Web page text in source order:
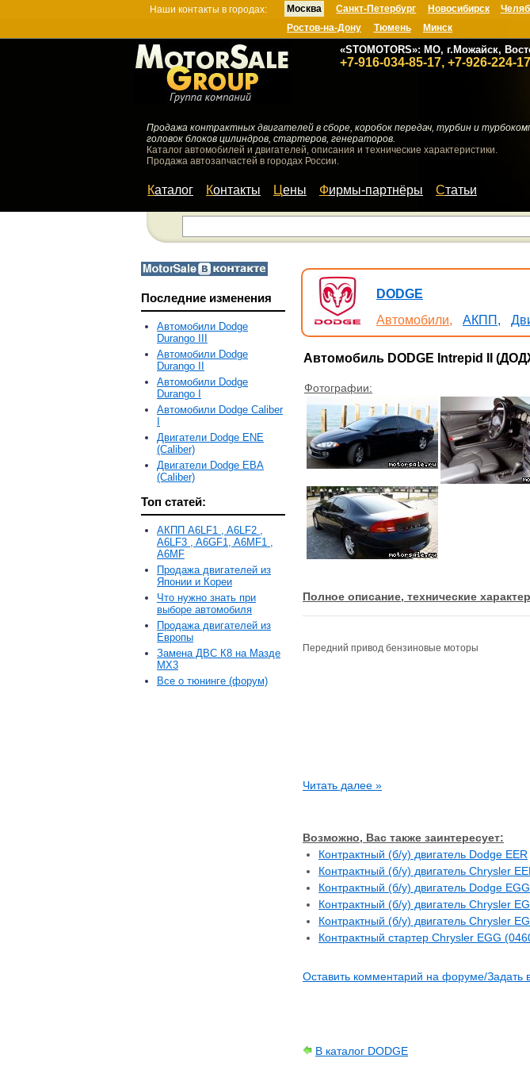
Наши контакты в городах: Москва
«STOMOTORS»: МО, г.Можайск,
+7-916-034-85-17, +7-926-224-
Санкт-Петербург Новосибирск
Ростов-на-Дону
Тюмень Минск
Продажа контрактных двигателей в сборе, коробок передач, турбин и
головок блоков цилиндров, стартеров, генераторов.
Каталог автомобилей и двигателей, описания и технические характеристики.
Продажа автозапчастей в городах России.
Каталог Контакты Цены Фирмы-партнёры Статьи
Последние изменения
Автомобили Dodge
Durango III
Автомобили Dodge
Durango II
Автомобили Dodge
Durango I
Автомобили Dodge Caliber
Двигатели Dodge ENE
(Caliber)
Двигатели Dodge EBA
(Caliber)
Топ статей:
АКПП A6LF1 , A6LF2 ,
A6LF3 , A6GF1, A6MF1 ,
A6MF
Продажа двигателей из
Японии и Кореи
Что нужно знать при
выборе автомобиля
Продажа двигателей из
Европы
Замена ДВС К8 на Мазде
MX3
Все о тюнинге (форум)
DODGE
Автомобили,
АКПП,
Автомобиль DODGE Intrepid II
Фотографии:
Полное описание, технические
Передний привод бензиновые моторы
Читать далее »
Возможно, Вас также заинтересует:
Контрактный (б/у) двигатель Dodge EER
Контрактный (б/у) двигатель Chrysler
Контрактный (б/у) двигатель Dodge EGG
Контрактный (б/у) двигатель Chrysler
Контрактный (б/у) двигатель Chrysler
Контрактный стартер Chrysler EGG
Оставить комментарий на форуме/Задать
В каталог DODGE